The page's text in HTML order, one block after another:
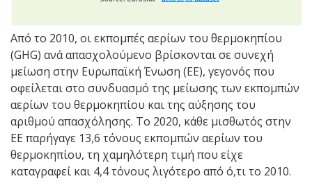
Από το 2010, οι εκπομπές αερίων του θερμοκηπίου
(GHG) ανά απασχολούμενο βρίσκονται σε συνεχή
μείωση στην Ευρωπαϊκή Ένωση (ΕΕ), γεγονός που
οφείλεται στο συνδυασμό της μείωσης των εκπομπών
αερίων του θερμοκηπίου και της αύξησης του
αριθμού απασχόλησης. Το 2020, κάθε μισθωτός στην
ΕΕ παρήγαγε 13,6 τόνους εκπομπών αερίων του
θερμοκηπίου, τη χαμηλότερη τιμή που είχε
καταγραφεί και 4,4 τόνους λιγότερο από ό,τι το 2010.